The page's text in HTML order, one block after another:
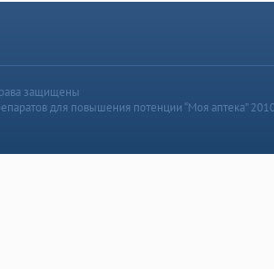
защищены
для повышения потенции “Моя аптека”